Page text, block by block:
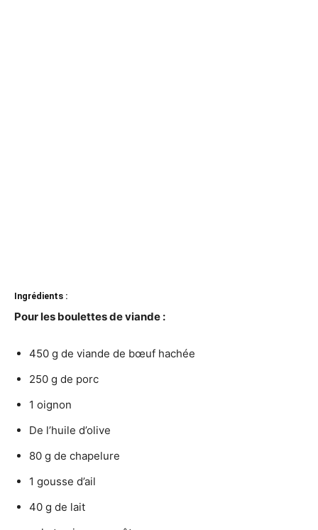
Ingrédients :
Pour les boulettes de viande :
450 g de viande de bœuf hachée
250 g de porc
1 oignon
De l’huile d’olive
80 g de chapelure
1 gousse d’ail
40 g de lait